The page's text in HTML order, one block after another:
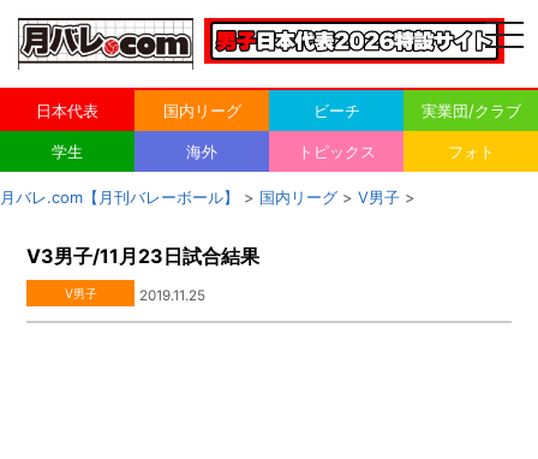
日本代表 国内リーグ ビーチ 実業団/クラブ
学生 海外 トピックス フォト
月バレ.com【月刊バレーボール】 > 国内リーグ > V男子 >
V3男子/11月23日試合結果
V男子 2019.11.25